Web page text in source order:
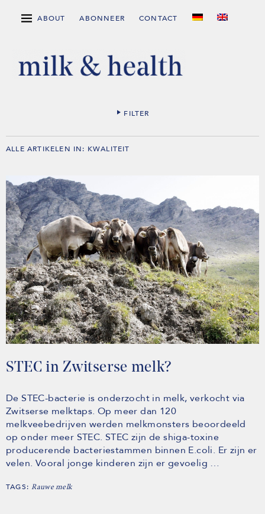
ABOUT ABONNEER CONTACT
FILTER
ALLE ARTIKELEN IN: KWALITEIT
STEC in Zwitserse melk?
De STEC-bacterie is onderzocht in melk, verkocht via
Zwitserse melktaps. Op meer dan 120
melkveebedrijven werden melkmonsters beoordeeld
op onder meer STEC. STEC zijn de shiga-toxine
producerende bacteriestammen binnen E.coli. Er zijn er
velen. Vooral jonge kinderen zijn er gevoelig …
TAGS:Rauwe melk